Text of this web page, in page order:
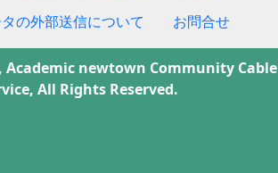
の外部送信について
お問合せ
Academic newtown Community Cable
All Rights Reserved.